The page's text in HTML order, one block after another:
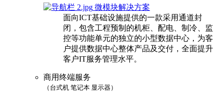
微模块解决方案
面向ICT基础设施提供的一款采用通道封
闭，包含工程预制的机柜、配电、制冷、监
控等功能单元的独立的小型数据中心，为客
户提供数据中心整体产品及交付，全面提升
客户IT服务管理水平。
商用终端服务
（台式机 笔记本 显示器）